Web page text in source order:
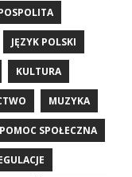
JĘZYK POLSKI
KULTURA
MUZYKA
POMOC SPOŁECZNA